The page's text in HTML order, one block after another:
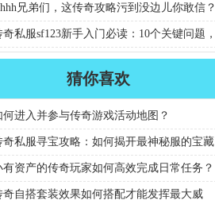
攻略兄弟们，这传奇攻略污到没边儿你敢信？
奇私服sf123新手入门必读：10个关键问题，
开启传奇征程？
猜你喜欢
何进入并参与传奇游戏活动地图？
奇私服寻宝攻略：如何揭开最神秘服的宝藏
？
有资产的传奇玩家如何高效完成日常任务？
奇自搭套装效果如何搭配才能发挥最大威